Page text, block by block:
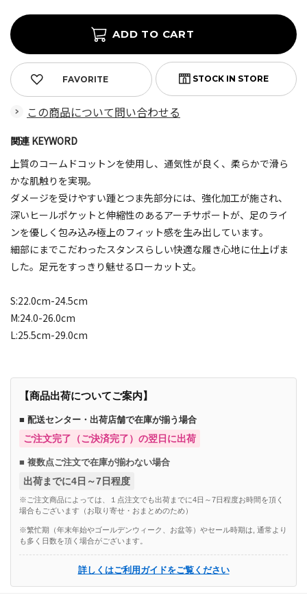
FAVORITE
この商品について問い合わせる
関連 KEYWORD
上質のコームドコットンを使用し、通気性が良く、柔らかで滑ら
かな肌触りを実現。
ダメージを受けやすい踵とつま先部分には、強化加工が施され、
深いヒールポケットと伸縮性のあるアーチサポートが、足のライ
ンを優しく包み込み極上のフィット感を生み出しています。
細部にまでこだわったスタンスらしい快適な履き心地に仕上げま
した。足元をすっきり魅せるローカット丈。
S:22.0cm-24.5cm
M:24.0-26.0cm
L:25.5cm-29.0cm
【商品出荷についてご案内】
■ 配送センター・出荷店舗で在庫が揃う場合
ご注文完了（ご決済完了）の翌日に出荷
■ 複数点ご注文で在庫が揃わない場合
出荷までに4日～7日程度
※ご注文商品によっては、１点注文でも出荷までに4日～7日程度お時間を頂く
場合もございます（お取り寄せ・おまとめのため）
※繁忙期（年末年始やゴールデンウィーク、お盆等）やセール時期は, 通常より
も多く日数を頂く場合がございます。
詳しくはご利用ガイドをご覧ください